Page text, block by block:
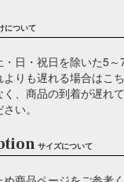
について
日・祝日を除いた5
りも遅れる場合はこ
、商品の到着が遅れ
い。
サイズについて